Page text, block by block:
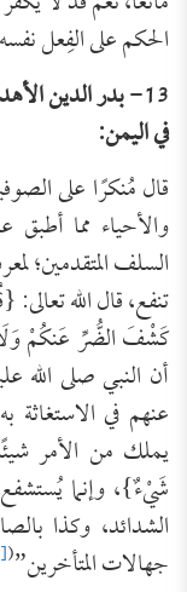
الحكم على الفِعل
في اليمن:
قال مُنكرًا على
والأحياء مما أطبق
السلف المتقدمين؛
تنفع، قال الله
كَشْفَ الضُّرِّ عَنكُمْ
أن النبي صلى الله
عنهم في
يملك من الأمر
شَيْءٌ}، وإنما
الشدائد، وكذا
جهالات المتأخرين”(
[27]